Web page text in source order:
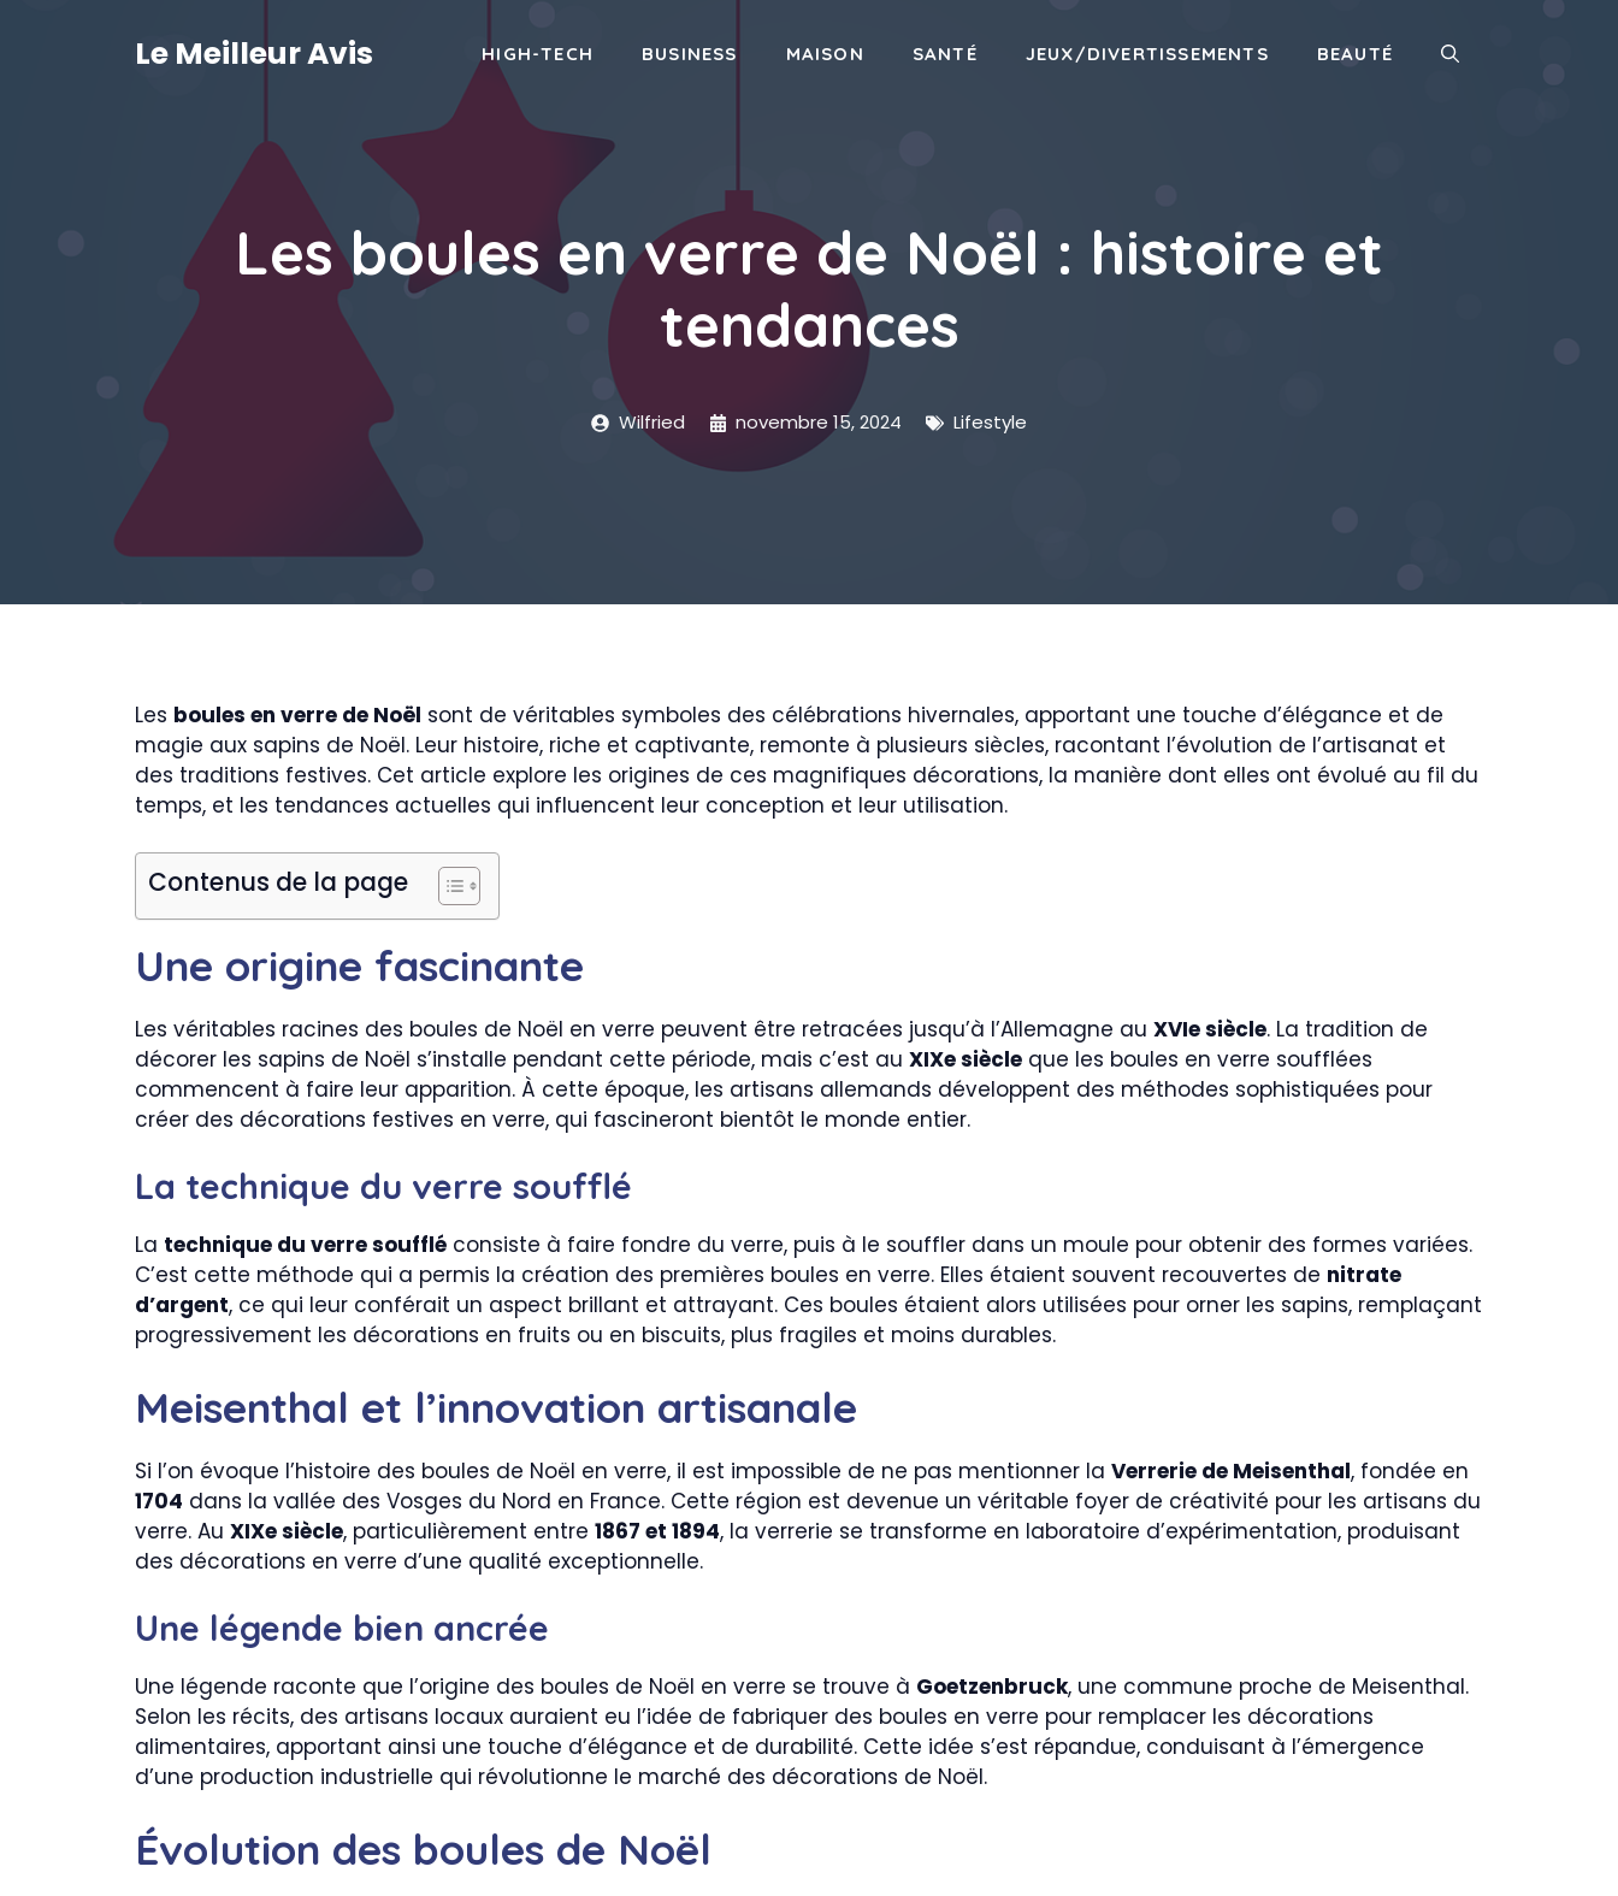
Le Meilleur Avis HIGH-TECH BUSINESS MAISON SANTÉ JEUX/DIVERTISSEMENTS BEAUTÉ
Les boules en verre de Noël : histoire et
tendances
Wilfried novembre 15, 2024 Lifestyle
Les boules en verre de Noël sont de véritables symboles des célébrations hivernales, apportant une touche d’élégance et de
magie aux sapins de Noël. Leur histoire, riche et captivante, remonte à plusieurs siècles, racontant l’évolution de l’artisanat et
des traditions festives. Cet article explore les origines de ces magnifiques décorations, la manière dont elles ont évolué au fil du
temps, et les tendances actuelles qui influencent leur conception et leur utilisation.
Contenus de la page
Une origine fascinante
Les véritables racines des boules de Noël en verre peuvent être retracées jusqu’à l’Allemagne au XVIe siècle. La tradition de
décorer les sapins de Noël s’installe pendant cette période, mais c’est au XIXe siècle que les boules en verre soufflées
commencent à faire leur apparition. À cette époque, les artisans allemands développent des méthodes sophistiquées pour
créer des décorations festives en verre, qui fascineront bientôt le monde entier.
La technique du verre soufflé
La technique du verre soufflé consiste à faire fondre du verre, puis à le souffler dans un moule pour obtenir des formes variées.
C’est cette méthode qui a permis la création des premières boules en verre. Elles étaient souvent recouvertes de nitrate
d’argent, ce qui leur conférait un aspect brillant et attrayant. Ces boules étaient alors utilisées pour orner les sapins, remplaçant
progressivement les décorations en fruits ou en biscuits, plus fragiles et moins durables.
Meisenthal et l’innovation artisanale
Si l’on évoque l’histoire des boules de Noël en verre, il est impossible de ne pas mentionner la Verrerie de Meisenthal, fondée en
1704 dans la vallée des Vosges du Nord en France. Cette région est devenue un véritable foyer de créativité pour les artisans du
verre. Au XIXe siècle, particulièrement entre 1867 et 1894, la verrerie se transforme en laboratoire d’expérimentation, produisant
des décorations en verre d’une qualité exceptionnelle.
Une légende bien ancrée
Une légende raconte que l’origine des boules de Noël en verre se trouve à Goetzenbruck, une commune proche de Meisenthal.
Selon les récits, des artisans locaux auraient eu l’idée de fabriquer des boules en verre pour remplacer les décorations
alimentaires, apportant ainsi une touche d’élégance et de durabilité. Cette idée s’est répandue, conduisant à l’émergence
d’une production industrielle qui révolutionne le marché des décorations de Noël.
Évolution des boules de Noël